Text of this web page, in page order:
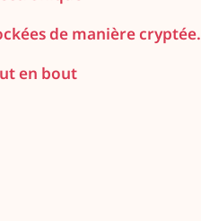
de manière cryptée.
en bout